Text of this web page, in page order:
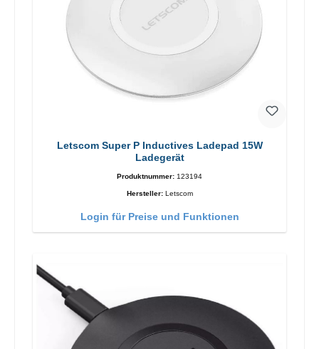
Letscom Super P Inductives Ladepad 15W
Ladegerät
Produktnummer: 123194
Hersteller: Letscom
Login für Preise und Funktionen